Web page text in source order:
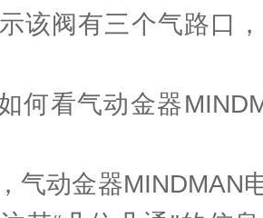
该阀有三个气路口
何看气动金器
气动金器MINDMAN